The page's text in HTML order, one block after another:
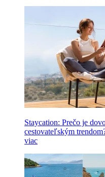
Staycation: Prečo je
cestovateľským
viac